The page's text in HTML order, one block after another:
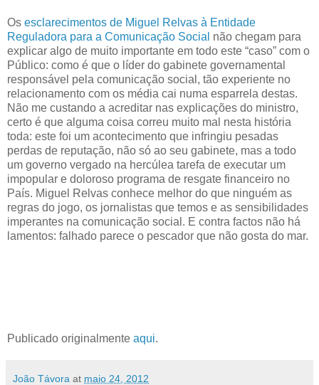
Os esclarecimentos de Miguel Relvas à Entidade
Reguladora para a Comunicação Social não chegam para
explicar algo de muito importante em todo este “caso” com o
Público: como é que o líder do gabinete governamental
responsável pela comunicação social, tão experiente no
relacionamento com os média cai numa esparrela destas.
Não me custando a acreditar nas explicações do ministro,
certo é que alguma coisa correu muito mal nesta história
toda: este foi um acontecimento que infringiu pesadas
perdas de reputação, não só ao seu gabinete, mas a todo
um governo vergado na hercúlea tarefa de executar um
impopular e doloroso programa de resgate financeiro no
País. Miguel Relvas conhece melhor do que ninguém as
regras do jogo, os jornalistas que temos e as sensibilidades
imperantes na comunicação social. E contra factos não há
lamentos: falhado parece o pescador que não gosta do mar.
Publicado originalmente aqui.
João Távora at maio 24, 2012